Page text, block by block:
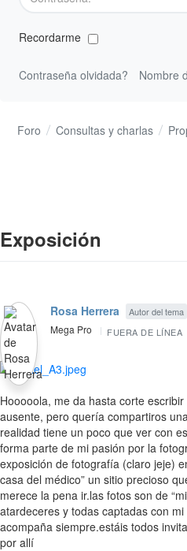
Recordarme
Contraseña olvidada? Nombre
Foro Consultas y charlas
Exposición
Rosa Herrera Autor del tema
Mega Pro FUERA DE LÍNEA
Hooooola, me da hasta corte
ausente, pero quería compartiros
realidad tiene un poco que ver con
forma parte de mi pasión por la
exposición de fotografía (claro jeje)
casa del médico” un sitio precioso
merece la pena ir.las fotos son de
atardeceres y todas captadas con
acompaña siempre.estáis todos
por allí